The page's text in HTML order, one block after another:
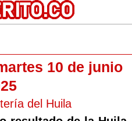
10 de junio
del Huila